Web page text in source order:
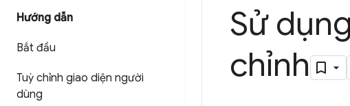
Hướng dẫn
Bắt đầu
Tuỳ chỉnh giao diện người
dùng
Sử
chỉnh